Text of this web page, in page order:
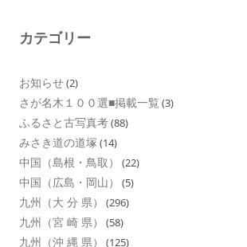
カテゴリー
お知らせ(2)
さが名木１００選■掲載一覧 (3)
ふるさと古写真考(88)
みさき道の道塚 (14)
中国（島根・鳥取） (22)
中国（広島・岡山） (5)
九州（大 分 県） (296)
九州（宮 崎 県） (58)
九州（沖 縄 県） (125)